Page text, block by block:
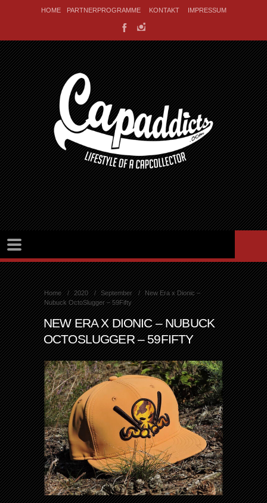
HOME PARTNERPROGRAMME KONTAKT IMPRESSUM
Home 2020 September
New Era x Dionic –
Nubuck OctoSlugger – 59Fifty
NEW ERA X DIONIC – NUBUCK
OCTOSLUGGER – 59FIFTY